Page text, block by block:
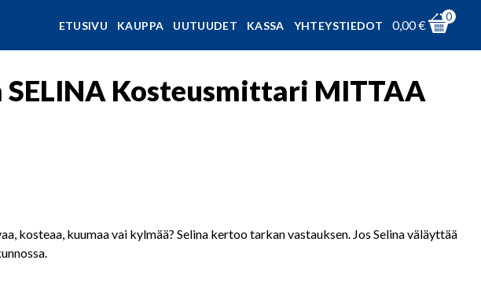
ETUSIVU KAUPPA UUTUUDET KASSA YHTEYSTIEDOT 0,00€
0
SELINA Kosteusmittari MITTAA
kosteaa, kuumaa vai kylmää? Selina kertoo tarkan vastauksen. Jos Selina väläyttää